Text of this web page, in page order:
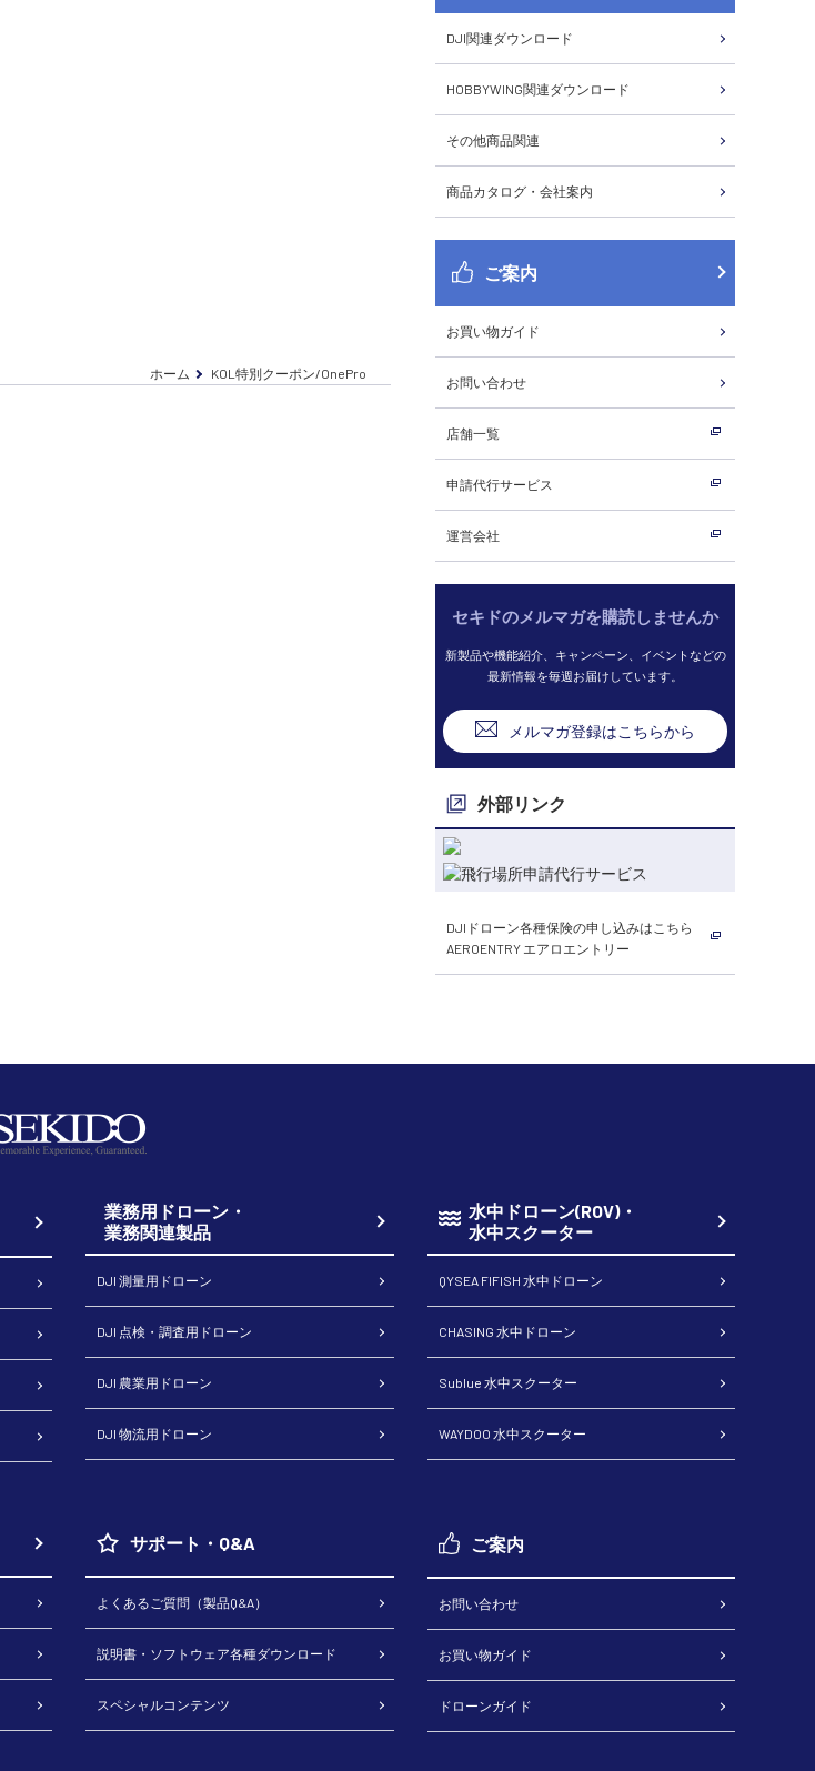
DJI関連ダウンロード
HOBBYWING関連ダウンロード
その他商品関連
商品カタログ・会社案内
ご案内
お買い物ガイド
お問い合わせ
店舗一覧
申請代行サービス
運営会社
セキドのメルマガを購読しませんか
新製品や機能紹介、キャンペーン、イベントなどの
最新情報を毎週お届けしています。
メルマガ登録はこちらから
外部リンク
DJIドローン各種保険の申し込みはこちら
AEROENTRY エアロエントリー
ホーム KOL特別クーポン/OnePro
業務用ドローン・
業務関連製品
DJI 測量用ドローン
DJI 点検・調査用ドローン
DJI 農業用ドローン
DJI 物流用ドローン
水中ドローン(ROV)・
水中スクーター
QYSEA FIFISH 水中ドローン
CHASING 水中ドローン
Sublue 水中スクーター
WAYDOO 水中スクーター
サポート・Q&A
よくあるご質問（製品Q&A）
説明書・ソフトウェア各種ダウンロード
スペシャルコンテンツ
ご案内
お問い合わせ
お買い物ガイド
ドローンガイド